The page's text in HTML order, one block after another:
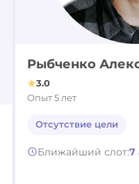
Рыбченко
3.0
Опыт 5 лет
Отсутствие цели
Ближайший слот:7